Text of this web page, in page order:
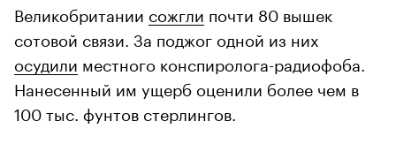
Великобритании сожгли почти 80 вышек
сотовой связи. За поджог одной из них
осудили местного конспиролога-радиофоба.
Нанесенный им ущерб оценили более чем в
100 тыс. фунтов стерлингов.